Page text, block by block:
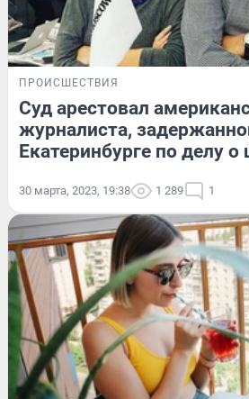
ПРОИСШЕСТВИЯ
Суд арестовал
журналиста,
Екатеринбурге по делу
30 марта, 2023, 19:38 1 289 1